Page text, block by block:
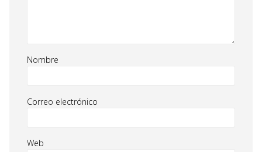
Nombre
Correo electrónico
Web